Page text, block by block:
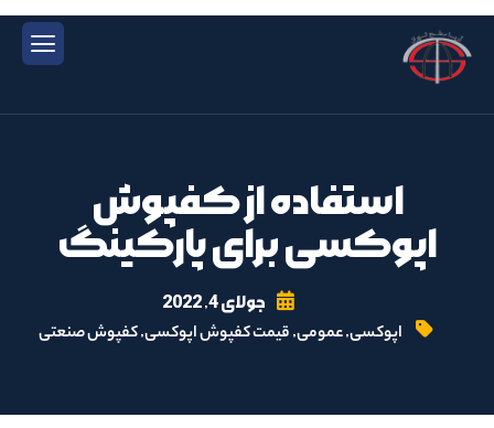
استفاده از کفپوش
اپوکسی برای پارکینگ
جولای 4, 2022
اپوکسی,عمومی,قیمت کفپوش اپوکسی,کفپوش صنعتی